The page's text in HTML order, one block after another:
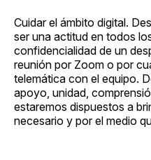
Cuidar el ámbito digital.
ser una actitud en todos
confidencialidad de un
reunión por Zoom o por
telemática con el equipo.
apoyo, unidad,
estaremos dispuestos a
necesario y por el medio